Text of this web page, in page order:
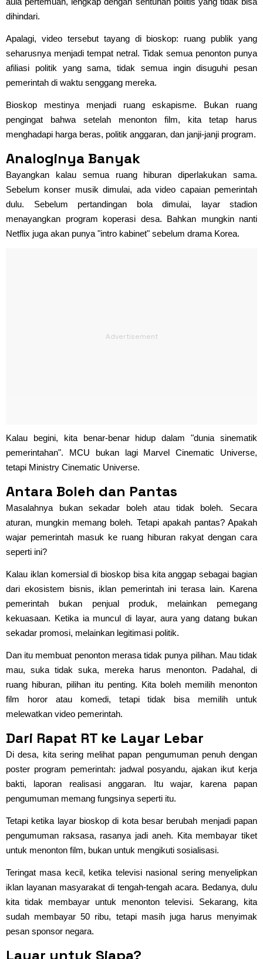
dihindari.
Apalagi, video tersebut tayang di bioskop: ruang publik yang
seharusnya menjadi tempat netral. Tidak semua penonton punya
afiliasi politik yang sama, tidak semua ingin disuguhi pesan
pemerintah di waktu senggang mereka.
Bioskop mestinya menjadi ruang eskapisme. Bukan ruang
pengingat bahwa setelah menonton film, kita tetap harus
menghadapi harga beras, politik anggaran, dan janji-janji program.
Analoginya Banyak
Bayangkan kalau semua ruang hiburan diperlakukan sama.
Sebelum konser musik dimulai, ada video capaian pemerintah
dulu. Sebelum pertandingan bola dimulai, layar stadion
menayangkan program koperasi desa. Bahkan mungkin nanti
Netflix juga akan punya "intro kabinet" sebelum drama Korea.
Kalau begini, kita benar-benar hidup dalam "dunia sinematik
pemerintahan". MCU bukan lagi Marvel Cinematic Universe,
tetapi Ministry Cinematic Universe.
Antara Boleh dan Pantas
Masalahnya bukan sekadar boleh atau tidak boleh. Secara
aturan, mungkin memang boleh. Tetapi apakah pantas? Apakah
wajar pemerintah masuk ke ruang hiburan rakyat dengan cara
seperti ini?
Kalau iklan komersial di bioskop bisa kita anggap sebagai bagian
dari ekosistem bisnis, iklan pemerintah ini terasa lain. Karena
pemerintah bukan penjual produk, melainkan pemegang
kekuasaan. Ketika ia muncul di layar, aura yang datang bukan
sekadar promosi, melainkan legitimasi politik.
Dan itu membuat penonton merasa tidak punya pilihan. Mau tidak
mau, suka tidak suka, mereka harus menonton. Padahal, di
ruang hiburan, pilihan itu penting. Kita boleh memilih menonton
film horor atau komedi, tetapi tidak bisa memilih untuk
melewatkan video pemerintah.
Dari Rapat RT ke Layar Lebar
Di desa, kita sering melihat papan pengumuman penuh dengan
poster program pemerintah: jadwal posyandu, ajakan ikut kerja
bakti, laporan realisasi anggaran. Itu wajar, karena papan
pengumuman memang fungsinya seperti itu.
Tetapi ketika layar bioskop di kota besar berubah menjadi papan
pengumuman raksasa, rasanya jadi aneh. Kita membayar tiket
untuk menonton film, bukan untuk mengikuti sosialisasi.
Teringat masa kecil, ketika televisi nasional sering menyelipkan
iklan layanan masyarakat di tengah-tengah acara. Bedanya, dulu
kita tidak membayar untuk menonton televisi. Sekarang, kita
sudah membayar 50 ribu, tetapi masih juga harus menyimak
pesan sponsor negara.